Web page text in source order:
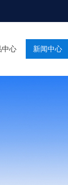
中心 新闻中心